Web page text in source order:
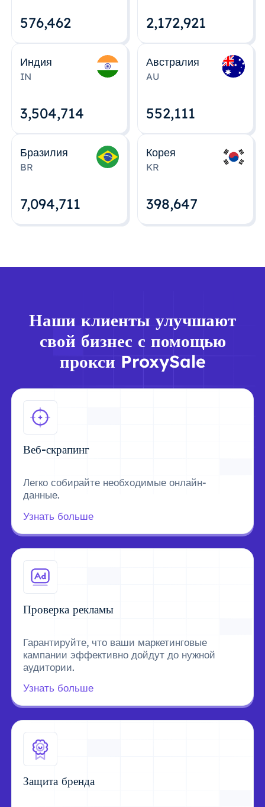
576,463 2,172,922
Индия
IN
3,504,715
Австралия
AU
552,112
Бразилия
BR
7,094,712
Корея
KR
398,648
Наши клиенты улучшают
свой бизнес с помощью
прокси ProxySale
Веб-скрапинг
Легко собирайте необходимые онлайн-
данные.
Узнать больше
Проверка рекламы
Гарантируйте, что ваши маркетинговые
кампании эффективно дойдут до нужной
аудитории.
Узнать больше
Защита бренда